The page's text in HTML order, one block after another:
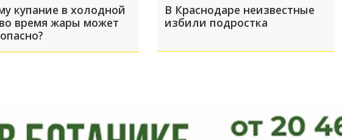
купание в холодной
время жары может
В Краснодаре неизвестные
избили подростка